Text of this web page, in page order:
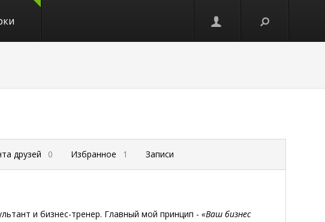
друзей 0 Избранное 1 Записи
и бизнес-тренер. Главныймой принцип - «Ваш бизнес